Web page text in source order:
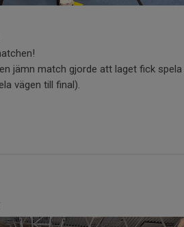
jämn match gjorde att laget fick
vägen till final).